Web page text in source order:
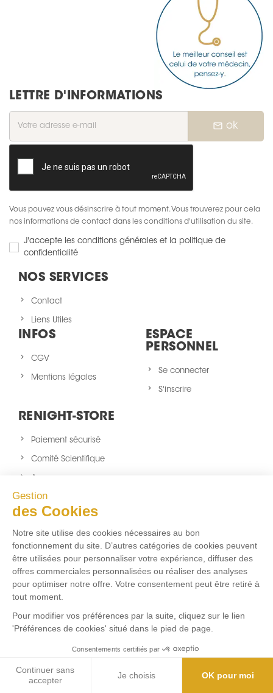
Gestion
des Cookies
Notre site utilise des cookies nécessaires au bon
fonctionnement du site. D’autres catégories de cookies peuvent
être utilisées pour personnaliser votre expérience, diffuser des
offres commerciales personnalisées ou réaliser des analyses
pour optimiser notre offre. Votre consentement peut être retiré à
tout moment.
Pour modifier vos préférences par la suite, cliquez sur le lien
'Préférences de cookies' situé dans le pied de page.
Consentements certifiés par
Continuer sans
accepter
Je choisis OK pour moi
LETTRE D'INFORMATIONS
mail_outline ok
Vous pouvez vous désinscrire à tout moment. Vous trouverez pour cela
nos informations de contact dans les conditions d'utilisation du site.
J'accepte les conditions générales et la politique de
confidentialité
NOS SERVICES
Contact
Liens Utiles
INFOS
CGV
Mentions légales
ESPACE
PERSONNEL
Se connecter
S'inscrire
RENIGHT-STORE
Paiement sécurisé
Comité Scientifique
A propos
Nouveaux produits
sitemap
NOUS SUIVRE
FacebookTwitter Instagram
FLUX RSS
Aucun flux RSS ajouté
Marchand approuvé par la Société des Avis Garantis,
pour vérifier
9.5/10 (597 avis)
★★★★★